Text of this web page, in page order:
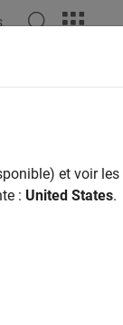
information?
et voir
: United States.